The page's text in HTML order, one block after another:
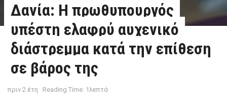
Δανία: Η πρωθυπουργός
υπέστη ελαφρύ αυχενικό
διάστρεμμα κατά την επίθεση
σε βάρος της
πριν 2 έτη Reading Time: 1λεπτά